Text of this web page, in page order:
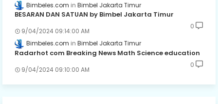
Bimbeles.com Bimbel Jakarta Timur
BESARAN DAN SATUAN by Bimbel Jakarta Timur
9/04/2024 09:14:00 AM
0
Bimbeles.com Bimbel Jakarta Timur
Radarhot com Breaking News Math Science education
9/04/2024 09:10:00 AM
0